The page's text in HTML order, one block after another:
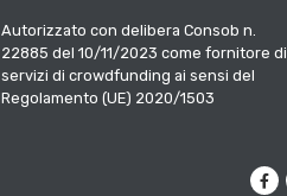
Autorizzato con delibera Consob n.
22885 del 10/11/2023 come fornitore di
servizi di crowdfunding ai sensi del
Regolamento (UE) 2020/1503